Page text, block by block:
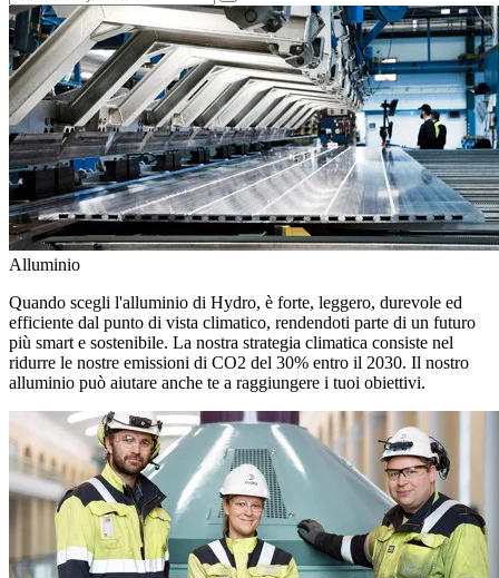
Alluminio
Quando scegli l'alluminio di Hydro, è forte, leggero, durevole ed
efficiente dal punto di vista climatico, rendendoti parte di un futuro
più smart e sostenibile. La nostra strategia climatica consiste nel
ridurre le nostre emissioni di CO2 del 30% entro il 2030. Il nostro
alluminio può aiutare anche te a raggiungere i tuoi obiettivi.